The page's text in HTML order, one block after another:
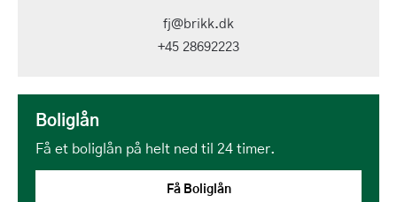
fj@brikk.dk
+45 28692223
Boliglån
Få et boliglån på helt ned til 24 timer.
Få Boliglån